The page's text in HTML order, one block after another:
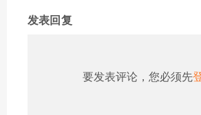
发表回复
要发表评论，您必须先